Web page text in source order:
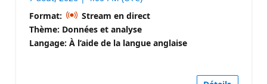
Format:
Stream en direct
Thème: Données et analyse
Langage: À l’aide de la langue anglaise